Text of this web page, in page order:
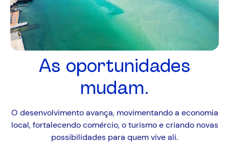
As oportunidades
mudam.
O desenvolvimento avança, movimentando a economia
local, fortalecendo comércio, o turismo e criando novas
possibilidades para quem vive ali.